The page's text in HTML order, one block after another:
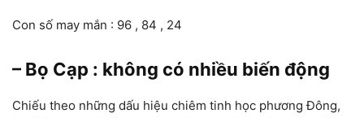
Con số may mắn : 96 , 84 , 24
– Bọ Cạp : không có nhiều biến động
Chiếu theo những dấu hiệu chiêm tinh học phương Đông,